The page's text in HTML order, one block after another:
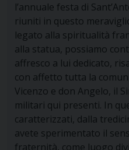
l’annuale festa di
riuniti in questo
legato alla spiritualità
alla statua, possiamo
affresco a lui dedicato,
con affetto tutta la
Vicenzo e don Angelo, il
militari qui presenti. In
caratterizzati, dalla
avete sperimentato il
fraternità, come luogo